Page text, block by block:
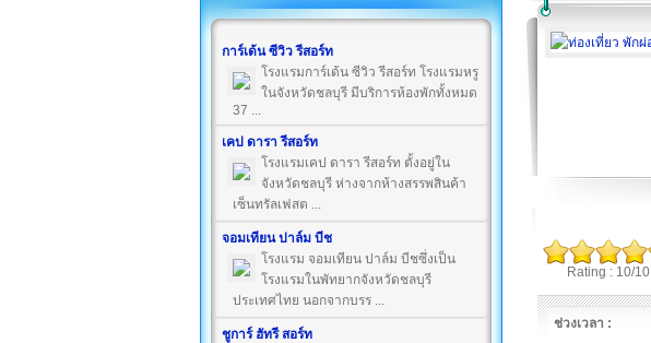
การ์เด้น ซีวิว รีสอร์ท
โรงแรมการ์เด้น ซีวิว รีสอร์ท โรงแรมหรู
ในจังหวัดชลบุรี มีบริการห้องพักทั้งหมด
37 ...
เคป ดารา รีสอร์ท
โรงแรมเคป ดารา รีสอร์ท ตั้งอยู่ใน
จังหวัดชลบุรี ห่างจากห้างสรรพสินค้า
เซ็นทรัลเฟสต ...
จอมเทียน ปาล์ม บีช
โรงแรม จอมเทียน ปาล์ม บีชซึ่งเป็น
โรงแรมในพัทยากจังหวัดชลบุรี
ประเทศไทย นอกจากบรร ...
ชูการ์ ฮัทรี สอร์ท
Rating : 10/10
ช่วงเวลา :